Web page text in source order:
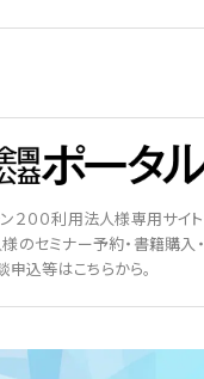
２００利用法人様専用サイト
のセミナー予約・書籍購入・
申込等はこちらから。